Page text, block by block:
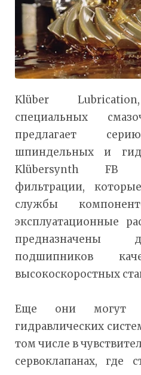
Klüber
специальных
предлагает
шпиндельных и
Klübersynth FB
фильтрации,
службы
эксплуатационные
предназначены
подшипников
высокоскоростных
Еще они могут
гидравлических
том числе в
сервоклапанах, где